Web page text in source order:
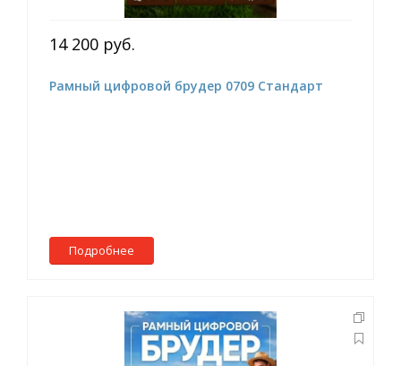
14 200 руб.
Рамный цифровой брудер 0709 Стандарт
Подробнее